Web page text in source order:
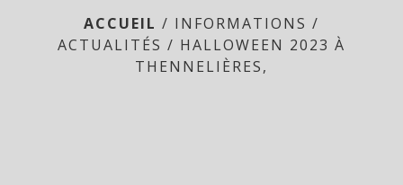
ACCUEIL / INFORMATIONS /
ACTUALITÉS / HALLOWEEN 2023 À
THENNELIÈRES,